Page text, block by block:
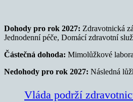
Dohody pro rok 2027: Zdravotnická
Jednodenní péče, Domácí zdravotní
Částečná dohoda: Mimolůžkové
Nedohody pro rok 2027: Následná
Vláda podrží